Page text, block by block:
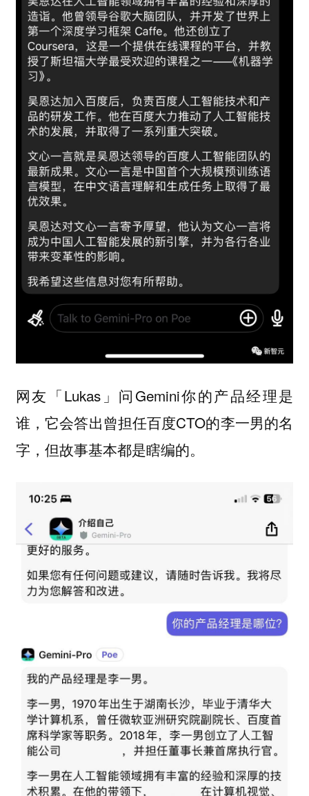
网友「Lukas」问Gemini你的产品经理是
谁，它会答出曾担任百度CTO的李一男的名
字，但故事基本都是瞎编的。